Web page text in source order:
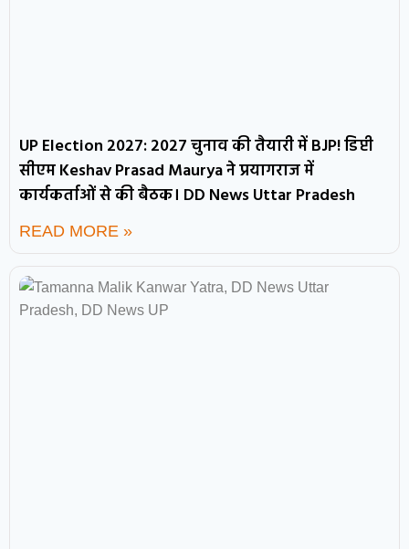
UP Election 2027: 2027 चुनाव की तैयारी में BJP! डिप्टी
सीएम Keshav Prasad Maurya ने प्रयागराज में
कार्यकर्ताओं से की बैठक। DD News Uttar Pradesh
READ MORE »